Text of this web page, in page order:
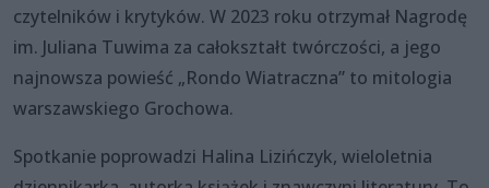
czytelników i krytyków. W 2023 roku otrzymał Nagrodę
im. Juliana Tuwima za całokształt twórczości, a jego
najnowsza powieść „Rondo Wiatraczna” to mitologia
warszawskiego Grochowa.
Spotkanie poprowadzi Halina Lizińczyk, wieloletnia